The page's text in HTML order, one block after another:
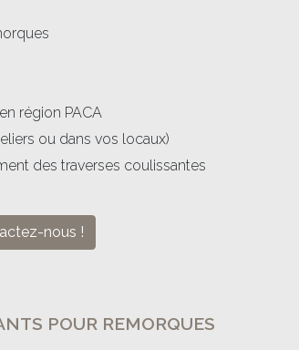
région PACA
ou dans vos locaux)
des traverses coulissantes
nous !
POUR REMORQUES